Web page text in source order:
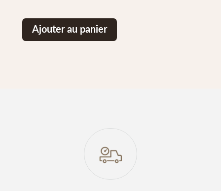
Ajouter au panier